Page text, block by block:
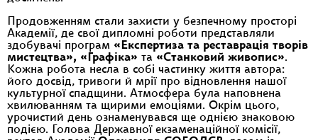
Продовженням стали захисти у безпечному просторі
Академії, де свої дипломні роботи представляли
здобувачі програм «Експертиза та реставрація творів
мистецтва», «Графіка» та «Станковий живопис».
Кожна робота несла в собі частинку життя автора:
його досвід, тривоги й мрії про відновлення нашої
культурної спадщини. Атмосфера була наповнена
хвилюванням та щирими емоціями. Окрім цього,
урочистий день ознаменувався ще однією знаковою
подією. Голова Державної екзаменаційної комісії,